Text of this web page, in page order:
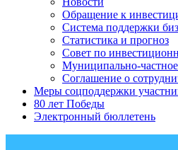
Обращение к
Система поддержки
Статистика и прогноз
Совет по
Муниципально-
Соглашение о
Меры соцподдержки
80 лет Победы
Электронный бюллетень